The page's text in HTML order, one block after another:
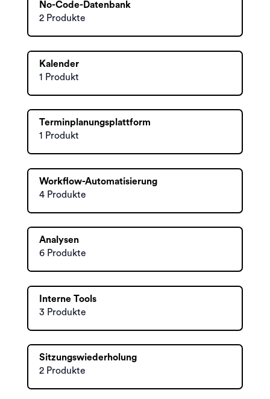
No-Code-Datenbank
2 Produkte
Kalender
1 Produkt
Terminplanungsplattform
1 Produkt
Workflow-Automatisierung
4 Produkte
Analysen
6 Produkte
Interne Tools
3 Produkte
Sitzungswiederholung
2 Produkte